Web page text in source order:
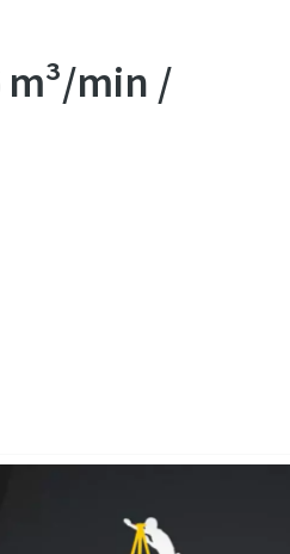
m³/min /